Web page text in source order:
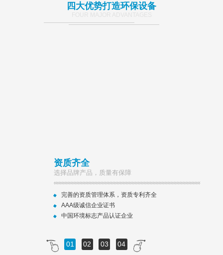
四大优势打造环保设备
资质齐全
选择品牌产品，质量有保障
完善的资质管理体系，资质专利齐全
AAA级诚信企业证书
中国环境标志产品认证企业
01 02 03 04